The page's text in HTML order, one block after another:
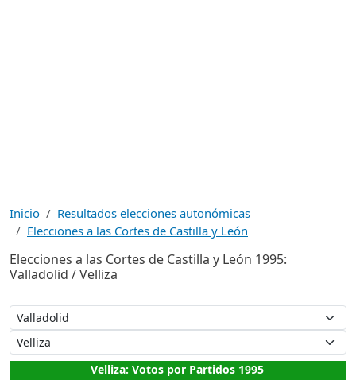
Inicio
Resultados elecciones autonómicas
Elecciones a las Cortes de Castilla y León
Elecciones a las Cortes de Castilla y León 1995:
Valladolid / Velliza
Velliza: Votos por Partidos 1995